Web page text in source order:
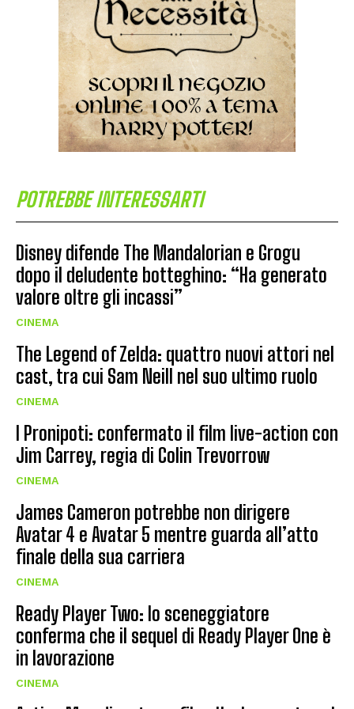
POTREBBE INTERESSARTI
Disney difende The Mandalorian e Grogu
dopo il deludente botteghino: “Ha generato
valore oltre gli incassi”
CINEMA
The Legend of Zelda: quattro nuovi attori nel
cast, tra cui Sam Neill nel suo ultimo ruolo
CINEMA
I Pronipoti: confermato il film live-action con
Jim Carrey, regia di Colin Trevorrow
CINEMA
James Cameron potrebbe non dirigere
Avatar 4 e Avatar 5 mentre guarda all’atto
finale della sua carriera
CINEMA
Ready Player Two: lo sceneggiatore
conferma che il sequel di Ready Player One è
in lavorazione
CINEMA